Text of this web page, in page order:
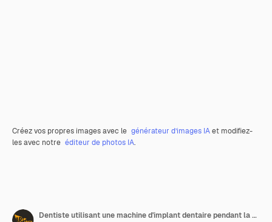
Créez vos propres images avec le générateur d’images IAet modifiez-
les avec notre éditeur de photos IA.
Dentiste utilisant une machine d'implant dentaire pendant la procédure d'implantologie